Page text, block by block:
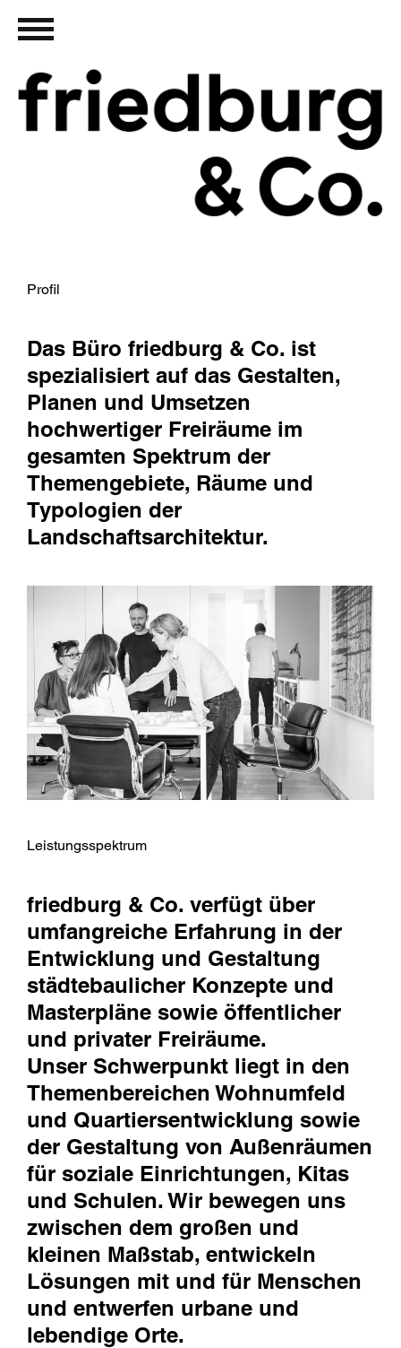
Profil
Das Büro friedburg & Co. ist
spezialisiert auf das Gestalten,
Planen und Umsetzen
hochwertiger Freiräume im
gesamten Spektrum der
Themengebiete, Räume und
Typologien der
Landschaftsarchitektur.
Leistungsspektrum
friedburg & Co. verfügt über
umfangreiche Erfahrung in der
Entwicklung und Gestaltung
städtebaulicher Konzepte und
Masterpläne sowie öffentlicher
und privater Freiräume.
Unser Schwerpunkt liegt in den
Themenbereichen Wohnumfeld
und Quartiersentwicklung sowie
der Gestaltung von Außenräumen
für soziale Einrichtungen, Kitas
und Schulen. Wir bewegen uns
zwischen dem großen und
kleinen Maßstab, entwickeln
Lösungen mit und für Menschen
und entwerfen urbane und
lebendige Orte.